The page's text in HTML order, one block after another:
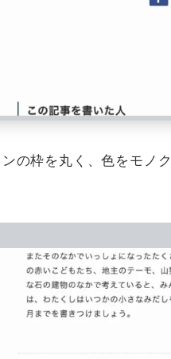
の枠を丸く、色をモノ